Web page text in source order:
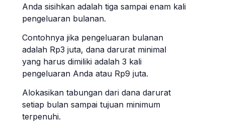
Anda sisihkan adalah tiga sampai enam kali
pengeluaran bulanan.
Contohnya jika pengeluaran bulanan
adalah Rp3 juta, dana darurat minimal
yang harus dimiliki adalah 3 kali
pengeluaran Anda atau Rp9 juta.
Alokasikan tabungan dari dana darurat
setiap bulan sampai tujuan minimum
terpenuhi.